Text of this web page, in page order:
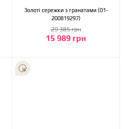
Золоті сережки з гранатами (01-
200819297)
15 989 грн
29 385 грн